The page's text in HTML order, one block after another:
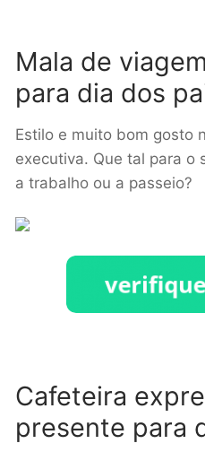
Mala de
para dia dos
Estilo e muito bom gosto
executiva. Que tal para o
a trabalho ou a passeio?
Cafeteira
presente para